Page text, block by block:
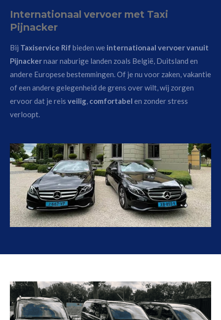
Internationaal vervoer met Taxi
Pijnacker
Bij Taxiservice Rif bieden we internationaal vervoer vanuit
Pijnackernaar naburige landen zoals België, Duitsland en
andere Europese bestemmingen. Of je nu voor zaken, vakantie
of een andere gelegenheid de grens over wilt, wij zorgen
ervoor dat je reis veilig, comfortabel en zonder stress
verloopt.